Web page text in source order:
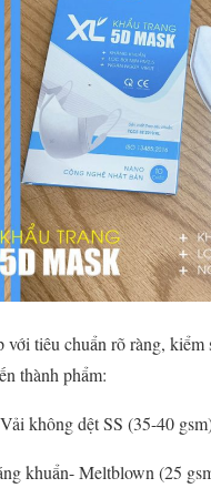
với tiêu chuẩn rõ ràng, kiểm
thành phẩm:
không dệt SS (35-40
khuẩn- Meltblown (25